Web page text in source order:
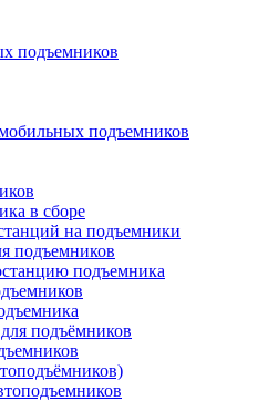
подъемников
подъемников
в сборе
на подъемники
подъемников
подъемника
подъёмников